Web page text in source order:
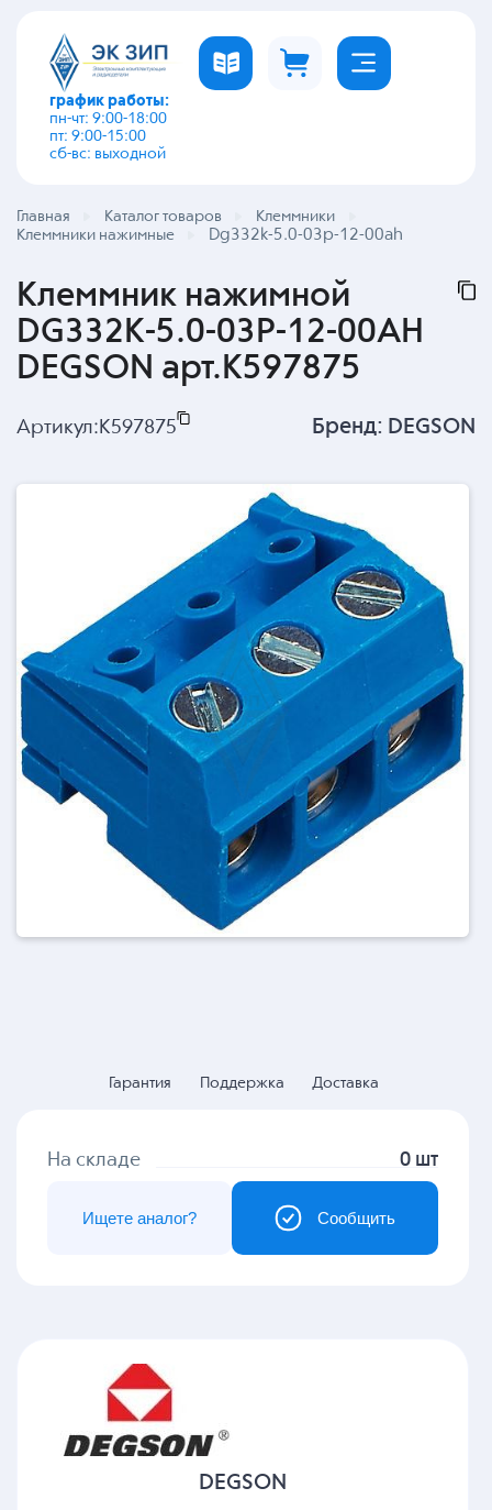
график работы:
пн-чт: 9:00-18:00
пт: 9:00-15:00
сб-вс: выходной
Главная Каталог товаров
Клеммники
Клеммники нажимные
Dg332k-5.0-03p-12-00ah
Клеммник нажимной
DG332K-5.0-03P-12-00AH
DEGSON арт.K597875
Артикул: K597875 Бренд: DEGSON
Гарантия Поддержка Доставка
На складе 0 шт
Сообщить
Ищете аналог?
DEGSON